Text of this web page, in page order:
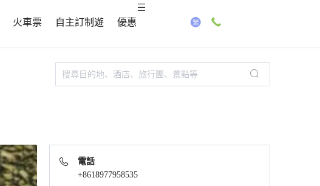
火車票 自主訂制遊 優惠
電話
+8618977958535